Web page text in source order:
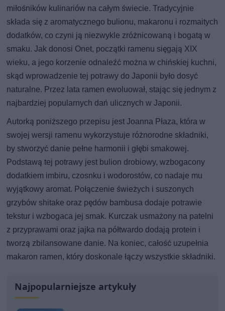
miłośników kulinariów na całym świecie. Tradycyjnie
składa się z aromatycznego bulionu, makaronu i rozmaitych
dodatków, co czyni ją niezwykle zróżnicowaną i bogatą w
smaku. Jak donosi Onet, początki ramenu sięgają XIX
wieku, a jego korzenie odnaleźć można w chińskiej kuchni,
skąd wprowadzenie tej potrawy do Japonii było dosyć
naturalne. Przez lata ramen ewoluował, stając się jednym z
najbardziej popularnych dań ulicznych w Japonii.
Autorką poniższego przepisu jest Joanna Płaza, która w
swojej wersji ramenu wykorzystuje różnorodne składniki,
by stworzyć danie pełne harmonii i głębi smakowej.
Podstawą tej potrawy jest bulion drobiowy, wzbogacony
dodatkiem imbiru, czosnku i wodorostów, co nadaje mu
wyjątkowy aromat. Połączenie świeżych i suszonych
grzybów shitake oraz pędów bambusa dodaje potrawie
tekstur i wzbogaca jej smak. Kurczak usmażony na patelni
z przyprawami oraz jajka na półtwardo dodają protein i
tworzą zbilansowane danie. Na koniec, całość uzupełnia
makaron ramen, który doskonale łączy wszystkie składniki.
Najpopularniejsze artykuły